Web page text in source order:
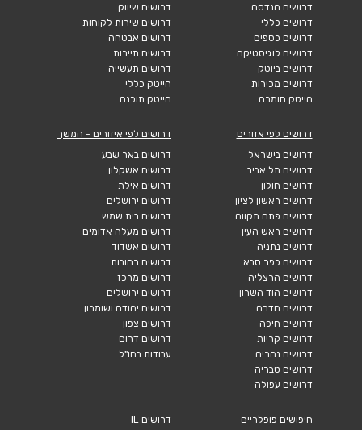
דרושים הנדסה
דרושים כללי
דרושים כספים
דרושים לוגיסטיקה
דרושים ביוטק
דרושים מכירות
הייטק חומרה
דרושים שיווק
דרושים שירות לקוחות
דרושים אבטחה
דרושים תיירות
דרושים תעשייה
הייטק כללי
הייטק תוכנה
דרושים לפי אזורים
דרושים בישראל
דרושים תל אביב
דרושים חולון
דרושים ראשון לציון
דרושים פתח תקווה
דרושים ראש העין
דרושים נתניה
דרושים כפר סבא
דרושים הרצליה
דרושים הוד השרון
דרושים חדרה
דרושים חיפה
דרושים קריות
דרושים נהריה
דרושים טבריה
דרושים עפולה
דרושים לפי איזורים - המשך
דרושים באר שבע
דרושים אשקלון
דרושים אילת
דרושים ירושלים
דרושים בית שמש
דרושים מעלה אדומים
דרושים אשדוד
דרושים רחובות
דרושים מרכז
דרושים ירושלים
דרושים יהודה ושומרון
דרושים צפון
דרושים דרום
עבודות בחו"ל
חיפושים פופלריים
דרושים IL